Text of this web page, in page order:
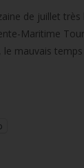
de juillet très
Maritime
mauvais